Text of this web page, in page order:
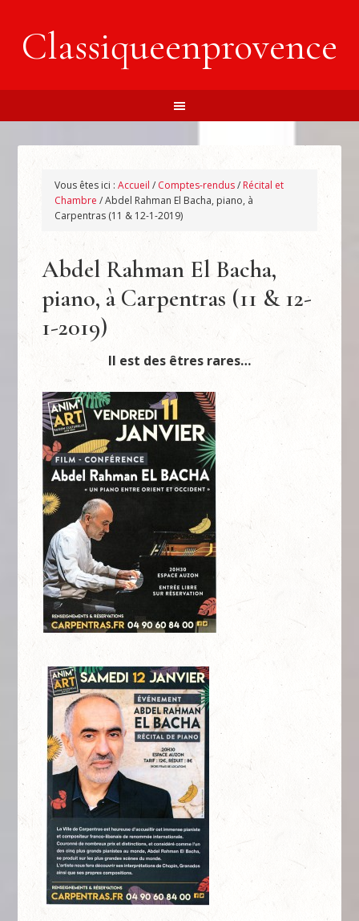
Classiqueenprovence
Vous êtes ici :Accueil / Comptes-rendus/ Récital et
Chambre /Abdel Rahman El Bacha, piano, à
Carpentras (11 & 12-1-2019)
Abdel Rahman El Bacha,
piano, à Carpentras (11 & 12-
1-2019)
Il est des êtres rares…